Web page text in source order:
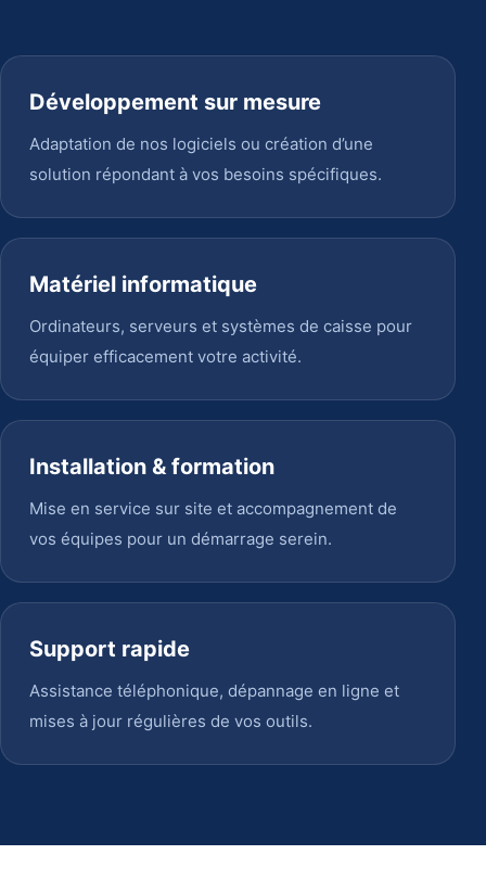
Développement sur mesure
Adaptation de nos logiciels ou création d’une
solution répondant à vos besoins spécifiques.
Matériel informatique
Ordinateurs, serveurs et systèmes de caisse pour
équiper efficacement votre activité.
Installation & formation
Mise en service sur site et accompagnement de
vos équipes pour un démarrage serein.
Support rapide
Assistance téléphonique, dépannage en ligne et
mises à jour régulières de vos outils.